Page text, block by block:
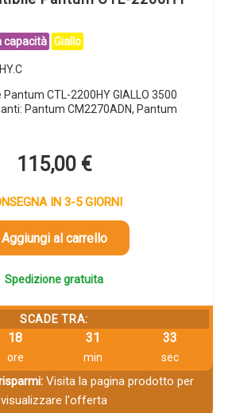
capacità Giallo
CTL-2200HY GIALLO 3500
Pantum CM2270ADN, Pantum
115,00 €
IN 3-5 GIORNI
Aggiungi al carrello
Spedizione gratuita
SCADE TRA:
18
ore
31
min
33
sec
Visita la pagina prodotto per
visualizzare l'offerta